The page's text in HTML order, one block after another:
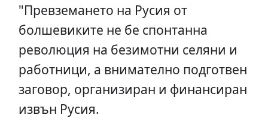
"Превземането на Русия от
болшевиките не бе спонтанна
революция на безимотни селяни и
работници, а внимателно подготвен
заговор, организиран и финансиран
извън Русия.